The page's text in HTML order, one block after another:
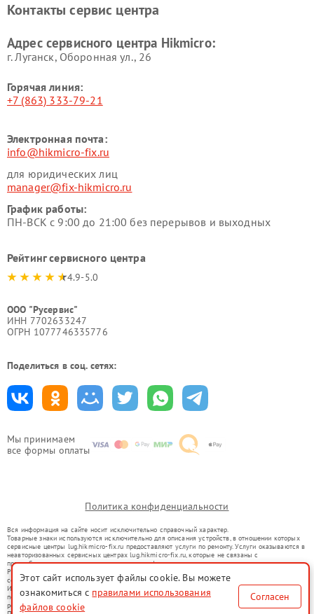
Мы принимаем
все формы оплаты
Контакты сервис центра
Адрес сервисного центра Hikmicro:
г. Луганск, Оборонная ул., 26
Горячая линия:
+7 (863) 333-79-21
Электронная почта:
info@hikmicro-fix.ru
для юридических лиц
manager@fix-hikmicro.ru
График работы:
ПН-ВСК с 9:00 до 21:00 без перерывов и выходных
Рейтинг сервисного центра
4.9-5.0
ООО "Русервис"
ИНН 7702633247
ОГРН 1077746335776
Поделиться в соц. сетях:
Политика конфиденциальности
Вся информация на сайте носит исключительно справочный характер.
Товарные знаки используются исключительно для описания устройств, в отношении которых
сервисные центры lug.hikmicro-fix.ru предоставляют услуги по ремонту. Услуги оказываются в
неавторизованных сервисных центрах lug.hikmicro-fix.ru, которые не связаны с
правообладателями товарных знаков или их официальными представителями.
Ремонт осуществляется для устройств, уже введенных в гражданский оборот в соответствии
со статьей 1487 ГК РФ.
Использование товарных знаков не преследует цели индивидуализации услуг или введения
потребителей в заблуждение, а служит для информирования о предоставляемых услугах по
ремонту техники указанных брендов.
Этот сайт использует файлы cookie. Вы можете
ознакомиться с правилами использования
файлов cookie
Согласен